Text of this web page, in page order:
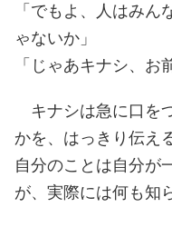
「でもよ、人はみ
ゃないか」
「じゃあキナシ、お
キナシは急に口を
かを、はっきり伝え
自分のことは自分が
が、実際には何も知